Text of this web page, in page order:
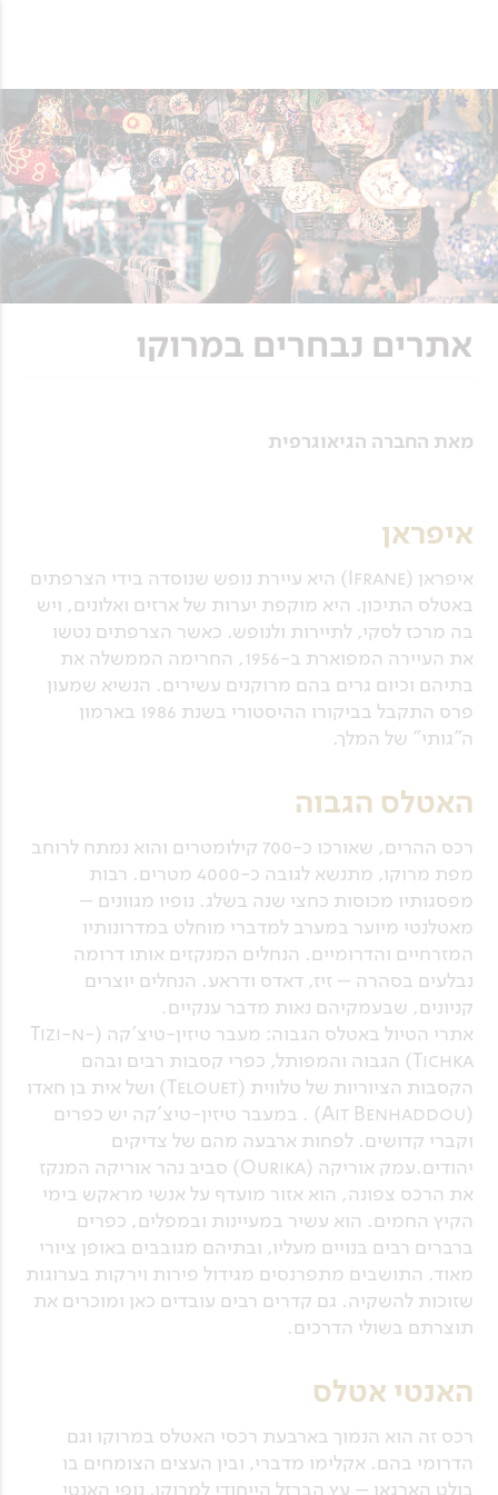
אתרים נבחרים במרוקו
מאת החברה הגיאוגרפית
איפראן
איפראן (Ifrane) היא עיירת נופש שנוסדה בידי הצרפתים
באטלס התיכון. היא מוקפת יערות של ארזים ואלונים, ויש
בה מרכז לסקי, לתיירות ולנופש. כאשר הצרפתים נטשו
את העיירה המפוארת ב-1956, החרימה הממשלה את
בתיהם וכיום גרים בהם מרוקנים עשירים. הנשיא שמעון
פרס התקבל בביקורו ההיסטורי בשנת 1986 בארמון
ה"גותי" של המלך.
האטלס הגבוה
רכס ההרים, שאורכו כ-700 קילומטרים והוא נמתח לרוחב
מפת מרוקו, מתנשא לגובה כ-4000 מטרים. רבות
מפסגותיו מכוסות כחצי שנה בשלג. נופיו מגוונים –
מאטלנטי מיוער במערב למדברי מוחלט במדרונותיו
המזרחיים והדרומיים. הנחלים המנקזים אותו דרומה
נבלעים בסהרה – זיז, דאדס ודראע. הנחלים יוצרים
קניונים, שבעמקיהם נאות מדבר ענקיים.
אתרי הטיול באטלס הגבוה: מעבר טיזין-טיצ'קה (Tizi-n-
Tichka) הגבוה והמפותל, כפרי קסבות רבים ובהם
הקסבות הציוריות של טלווית (Telouet) ושל אית בן חאדו
(Ait Benhaddou) . במעבר טיזין-טיצ'קה יש כפרים
וקברי קדושים. לפחות ארבעה מהם של צדיקים
יהודים.עמק אוריקה (Ourika) סביב נהר אוריקה המנקז
את הרכס צפונה, הוא אזור מועדף על אנשי מראקש בימי
הקיץ החמים. הוא עשיר במעיינות ובמפלים, כפרים
ברברים רבים בנויים מעליו, ובתיהם מגובבים באופן ציורי
מאוד. התושבים מתפרנסים מגידול פירות וירקות בערוגות
שזוכות להשקיה. גם קדרים רבים עובדים כאן ומוכרים את
תוצרתם בשולי הדרכים.
האנטי אטלס
רכס זה הוא הנמוך בארבעת רכסי האטלס במרוקו וגם
הדרומי בהם. אקלימו מדברי, ובין העצים הצומחים בו
בולט הארגאן – עץ הברזל הייחודי למרוקו. נופי האנטי